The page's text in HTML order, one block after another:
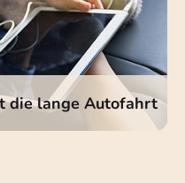
die lange Autofahrt